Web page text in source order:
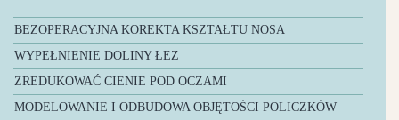
BEZOPERACYJNA KOREKTA KSZTAŁTU NOSA
KWAS HIALURONOWY
WYPEŁNIENIE DOLINY ŁEZ
KWAS HIALURONOWY
ZREDUKOWAĆ CIENIE POD OCZAMI
BIOSTYMULATORY
MODELOWANIE I ODBUDOWA OBJĘTOŚCI POLICZKÓW